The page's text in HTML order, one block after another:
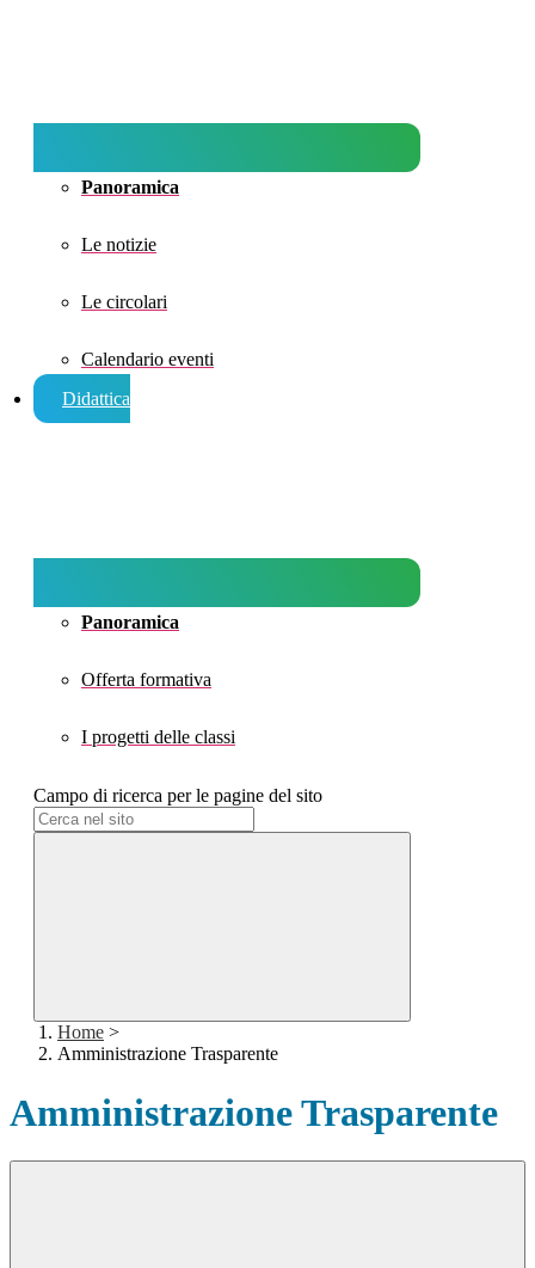
Panoramica
Le notizie
Le circolari
Calendario eventi
Didattica
Panoramica
Offerta formativa
I progetti delle classi
Campo di ricerca per le pagine del sito
Home >
Amministrazione Trasparente
Amministrazione Trasparente